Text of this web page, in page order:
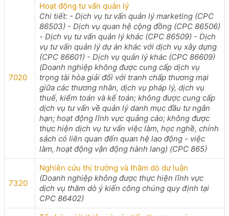
7020
Hoạt động tư vấn quản lý
Chi tiết: - Dịch vụ tư vấn quản lý marketing (CPC
86503) - Dịch vụ quan hệ cộng đồng (CPC 86506)
- Dịch vụ tư vấn quản lý khác (CPC 86509) - Dịch
vụ tư vấn quản lý dự án khác với dịch vụ xây dựng
(CPC 86601) - Dịch vụ quản lý khác (CPC 86609)
(Doanh nghiệp không được cung cấp dịch vụ
trọng tài hòa giải đối với tranh chấp thương mại
giữa các thương nhân, dịch vụ pháp lý, dịch vụ
thuế, kiểm toán và kế toán; không được cung cấp
dịch vụ tư vấn về quản lý danh mục đầu tư ngắn
hạn; hoạt động lĩnh vực quảng cáo; không được
thực hiện dịch vụ tư vấn việc làm, học nghề, chính
sách có liên quan đến quan hệ lao động - việc
làm, hoạt động vận động hành lang) (CPC 865)
7320
Nghiên cứu thị trường và thăm dò dư luận
(Doanh nghiệp không được thực hiện lĩnh vực
dịch vụ thăm dò ý kiến công chúng quy định tại
CPC 86402)